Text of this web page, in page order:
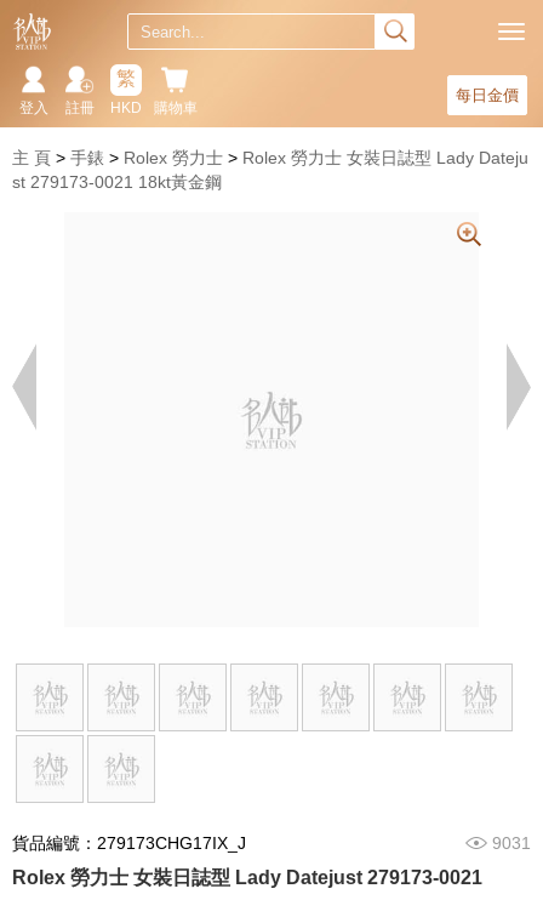
每日金價
購物車
繁
HKD
註冊
登入
主 頁 手錶 Rolex 勞力士
Rolex 勞力士 女裝日誌型 Lady Dateju
st 279173-0021 18kt黃金鋼
貨品編號：279173CHG17IX_J 9031
Rolex 勞力士 女裝日誌型 Lady Datejust 279173-0021